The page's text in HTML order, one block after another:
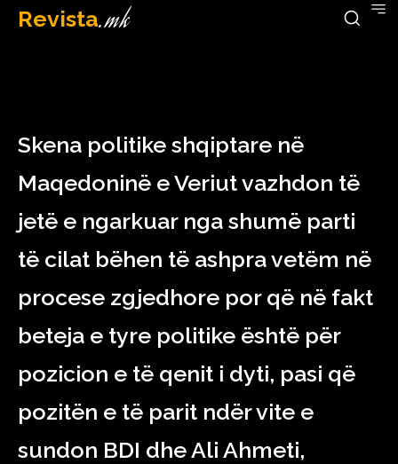
Revista.mk
December 19, 2022
Skena politike shqiptare në
Maqedoninë e Veriut vazhdon të
jetë e ngarkuar nga shumë parti
të cilat bëhen të ashpra vetëm në
procese zgjedhore por që në fakt
beteja e tyre politike është për
pozicion e të qenit i dyti, pasi që
pozitën e të parit ndër vite e
sundon BDI dhe Ali Ahmeti,